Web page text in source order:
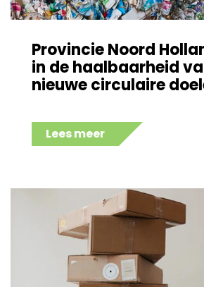
Provincie Noord
in de haalbaarheid
nieuwe circulaire
Lees meer